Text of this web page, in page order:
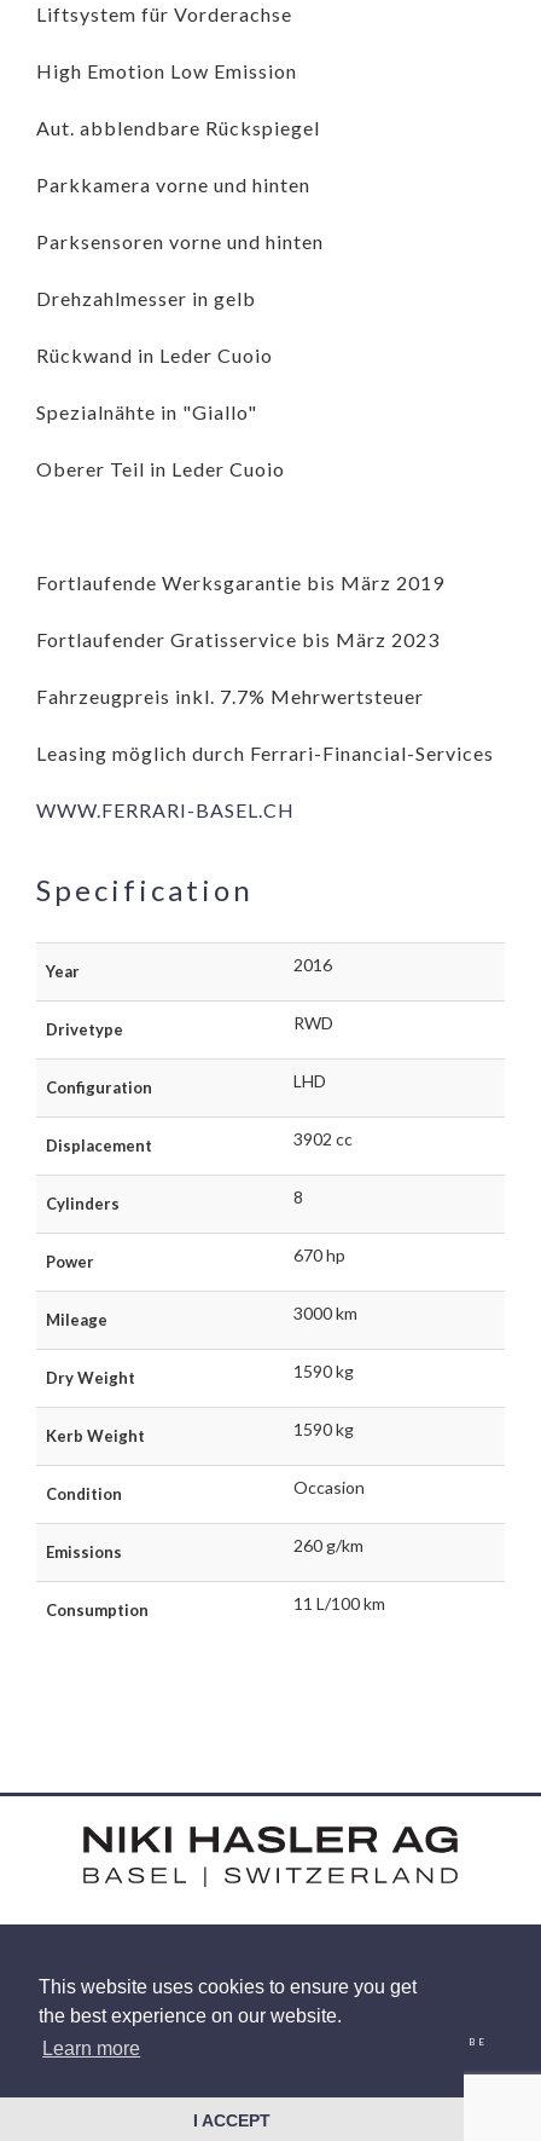
This website uses cookies to ensure you get
the best experience on our website.
Learn more
I ACCEPT
Liftsystem für Vorderachse
High Emotion Low Emission
Aut. abblendbare Rückspiegel
Parkkamera vorne und hinten
Parksensoren vorne und hinten
Drehzahlmesser in gelb
Rückwand in Leder Cuoio
Spezialnähte in "Giallo"
Oberer Teil in Leder Cuoio
Fortlaufende Werksgarantie bis März 2019
Fortlaufender Gratisservice bis März 2023
Fahrzeugpreis inkl. 7.7% Mehrwertsteuer
Leasing möglich durch Ferrari-Financial-Services
WWW.FERRARI-BASEL.CH
Specification
Year 2016
Drivetype RWD
Configuration LHD
Displacement 3902 cc
Cylinders 8
Power 670 hp
Mileage 3000 km
Dry Weight 1590 kg
Kerb Weight 1590 kg
Condition Occasion
Emissions 260 g/km
Consumption 11 L/100 km
HARDSTRASSE 15 - CH-4052 BASEL
EMAIL YOUTUBE